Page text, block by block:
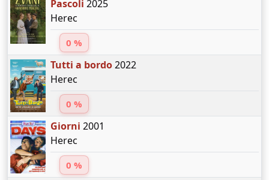
Pascoli 2025
Herec
0 %
Tutti a bordo2022
Herec
0 %
Giorni 2001
Herec
0 %